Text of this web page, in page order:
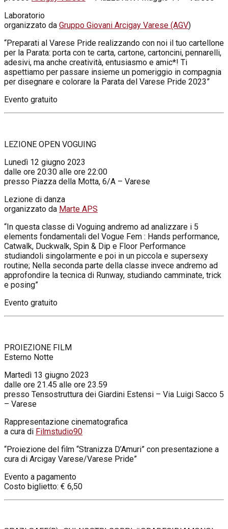
Laboratorio
organizzato da Gruppo Giovani Arcigay Varese (AGV)
“Preparati al Varese Pride realizzando con noi il tuo cartellone
per la Parata: porta con te carta, cartone, cartoncini, pennarelli,
adesivi, ma anche creatività, entusiasmo e amic*! Ti
aspettiamo per passare insieme un pomeriggio in compagnia
per disegnare e colorare la Parata del Varese Pride 2023”
Evento gratuito
LEZIONE OPEN VOGUING
Lunedì 12 giugno 2023
dalle ore 20:30 alle ore 22:00
presso Piazza della Motta, 6/A – Varese
Lezione di danza
organizzato da Marte APS
“In questa classe di Voguing andremo ad analizzare i 5
elements fondamentali del Vogue Fem : Hands performance,
Catwalk, Duckwalk, Spin & Dip e Floor Performance
studiandoli singolarmente e poi in un piccola e supersexy
routine; Nella seconda parte della classe invece andremo ad
approfondire la tecnica di Runway, studiando camminate, trick
e posing”
Evento gratuito
PROIEZIONE FILM
Esterno Notte
Martedì 13 giugno 2023
dalle ore 21.45 alle ore 23.59
presso Tensostruttura dei Giardini Estensi – Via Luigi Sacco 5
– Varese
Rappresentazione cinematografica
a cura di Filmstudio90
“Proiezione del film “Stranizza D’Amuri” con presentazione a
cura di Arcigay Varese/Varese Pride”
Evento a pagamento
Costo biglietto: € 6,50